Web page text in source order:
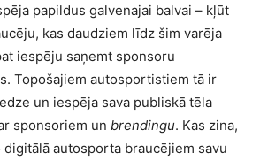
papildus galvenajai balvai – kļūt
kas daudziem līdz šim varēja
iespēju saņemt sponsoru
Topošajiem autosportistiem tā ir
un iespēja sava publiskā tēla
sponsoriem un brendingu. Kas zina,
digitālā autosporta braucējiem savu